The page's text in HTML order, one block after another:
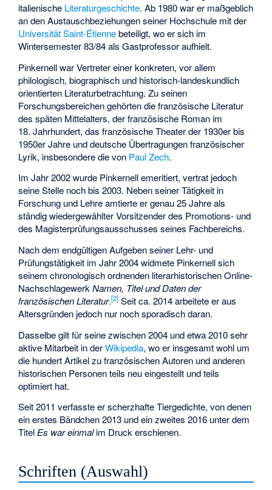
italienische Literaturgeschichte. Ab 1980 war er maßgeblich
an den Austauschbeziehungen seiner Hochschule mit der
Universität Saint-Étiennebeteiligt, wo er sich im
Wintersemester 83/84 als Gastprofessor aufhielt.
Pinkernell war Vertreter einer konkreten, vor allem
philologisch, biographisch und historisch-landeskundlich
orientierten Literaturbetrachtung. Zu seinen
Forschungsbereichen gehörten die französische Literatur
des späten Mittelalters, der französische Roman im
18. Jahrhundert, das französische Theater der 1930er bis
1950er Jahre und deutsche Übertragungen französischer
Lyrik, insbesondere die von Paul Zech.
Im Jahr 2002 wurde Pinkernell emeritiert, vertrat jedoch
seine Stelle noch bis 2003. Neben seiner Tätigkeit in
Forschung und Lehre amtierte er genau 25 Jahre als
ständig wiedergewählter Vorsitzender des Promotions- und
des Magisterprüfungsausschusses seines Fachbereichs.
Nach dem endgültigen Aufgeben seiner Lehr- und
Prüfungstätigkeit im Jahr 2004 widmete Pinkernell sich
seinem chronologisch ordnenden literarhistorischen Online-
NachschlagewerkNamen, Titel und Daten der
französischen Literatur.[2] Seit ca. 2014 arbeitete er aus
Altersgründen jedoch nur noch sporadisch daran.
Dasselbe gilt für seine zwischen 2004 und etwa 2010 sehr
aktive Mitarbeit in derWikipedia, wo er insgesamt wohl um
die hundert Artikel zu französischen Autoren und anderen
historischen Personen teils neu eingestellt und teils
optimiert hat.
Seit 2011 verfasste er scherzhafte Tiergedichte, von denen
ein erstes Bändchen 2013 und ein zweites 2016 unter dem
TitelEs war einmalim Druck erschienen.
Schriften (Auswahl)